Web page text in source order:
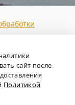
и
агентствах
рынка
чтобы вы
сайт после
Политикой